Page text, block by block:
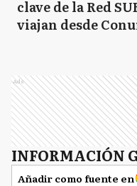
clave de la Red
viajan desde
Ads
INFORMACIÓN
Añadir como fuente en